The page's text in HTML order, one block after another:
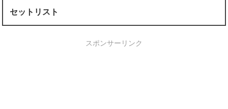
セットリスト
スポンサーリンク